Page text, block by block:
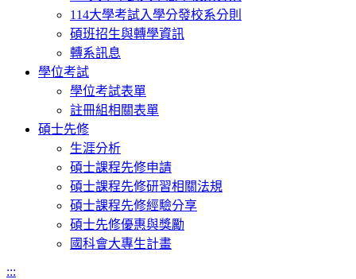
114大學考試入學分發校系分則
碩班招生與轉學資訊
轉系訊息
學位考試
學位考試表單
註冊組相關表單
碩士先修
生涯分析
碩士課程先修申請
碩士課程先修研習相關法規
碩士課程先修經驗分享
碩士先修優惠與獎勵
國科會大專生計畫
:::